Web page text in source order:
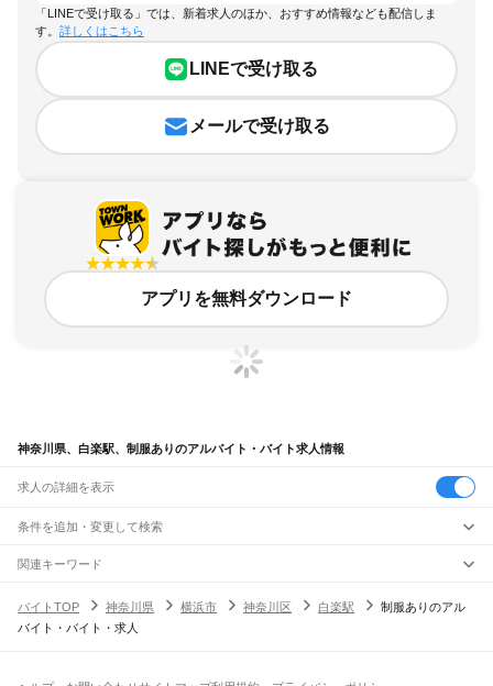
「LINEで受け取る」では、新着求人のほか、おすすめ情報なども配信しま
す。 詳しくはこちら
LINEで受け取る
メールで受け取る
アプリを無料ダウンロード
神奈川県、白楽駅、制服ありのアルバイト・バイト求人情報
求人の詳細を表示
条件を追加・変更して検索
市区町村を追加・変更
神奈川県
すべて
横浜市 すべて
駅を追加・変更
職種を追加・変更
関連キーワード
バイトTOP
神奈川県 横浜市 神奈川区 白楽駅
制服ありのアル
バイト・バイト・求人